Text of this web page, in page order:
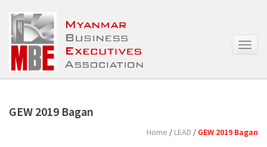
T
g
a
GEW 2019 Bagan
Home / LEAD / GEW 2019 Bagan